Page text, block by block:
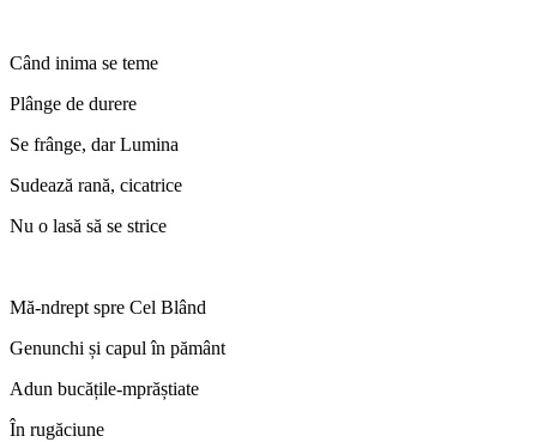
Când inima se teme
Plânge de durere
Se frânge, dar Lumina
Sudează rană, cicatrice
Nu o lasă să se strice
Mă-ndrept spre Cel Blând
Genunchi și capul în pământ
Adun bucățile-mprăștiate
În rugăciune